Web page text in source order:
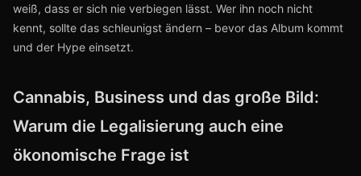
weiß, dass er sich nie verbiegen lässt. Wer ihn noch nicht
kennt, sollte das schleunigst ändern – bevor das Album kommt
und der Hype einsetzt.
Cannabis, Business und das große Bild:
Warum die Legalisierung auch eine
ökonomische Frage ist